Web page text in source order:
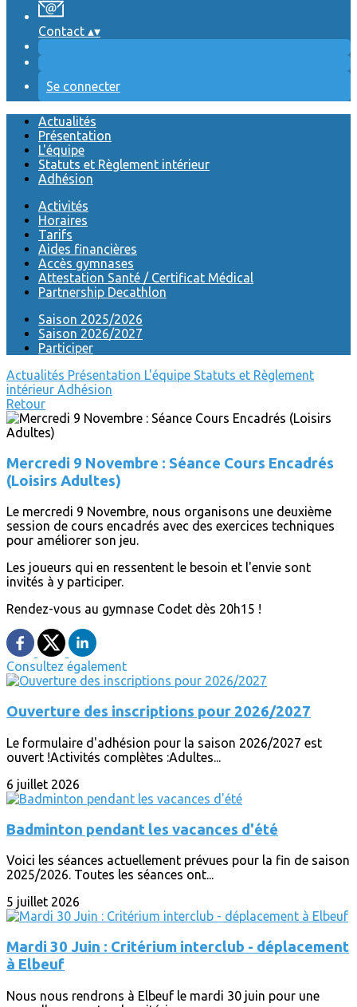
Contact ▴▾
Se connecter
Actualités
Présentation
L'équipe
Statuts et Règlement intérieur
Adhésion
Activités
Horaires
Tarifs
Aides financières
Accès gymnases
Attestation Santé / Certificat Médical
Partnership Decathlon
Saison 2025/2026
Saison 2026/2027
Participer
Actualités Présentation L'équipe Statuts et Règlement
intérieur Adhésion
Retour
Mercredi 9 Novembre : Séance Cours Encadrés
(Loisirs Adultes)
Le mercredi 9 Novembre, nous organisons une deuxième
session de cours encadrés avec des exercices techniques
pour améliorer son jeu.
Les joueurs qui en ressentent le besoin et l'envie sont
invités à y participer.
Rendez-vous au gymnase Codet dès 20h15 !
Consultez également
Ouverture des inscriptions pour 2026/2027
Le formulaire d'adhésion pour la saison 2026/2027 est
ouvert !Activités complètes :Adultes...
6 juillet 2026
Badminton pendant les vacances d'été
Voici les séances actuellement prévues pour la fin de saison
2025/2026. Toutes les séances ont...
5 juillet 2026
Mardi 30 Juin : Critérium interclub - déplacement
à Elbeuf
Nous nous rendrons à Elbeuf le mardi 30 juin pour une